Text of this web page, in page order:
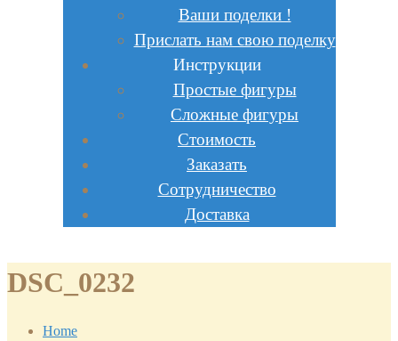
Ваши поделки !
Прислать нам свою поделку
Инструкции
Простые фигуры
Сложные фигуры
Стоимость
Заказать
Сотрудничество
Доставка
DSC_0232
Home